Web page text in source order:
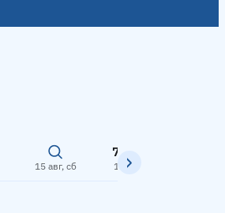
15 авг, сб
7000 ₽
16 авг, вс